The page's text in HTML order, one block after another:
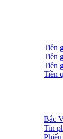
Tiền
Tiền
Tiền
Tiền
Bắc
Tín